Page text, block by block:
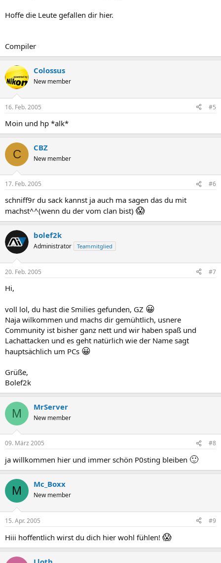
Hoffe die Leute gefallen dir hier.
Compiler
Colossus
New member
16. Feb. 2005 #5
Moin und hp *alk*
C CBZ
New member
17. Feb. 2005 #6
schniff9r du sack kannst ja auch ma sagen das du mit
machst^^(wenn du der vom clan bist) 😱
bolef2k
Administrator Teammitglied
20. Feb. 2005 #7
Hi,
voll lol, du hast die Smilies gefunden, GZ 😀
Naja wilkommen und machs dir gemühtlich, usnere
Community ist bisher ganz nett und wir haben spaß und
Lachattacken und es geht natürlich wie der Name sagt
hauptsächlich um PCs 😀
Grüße,
Bolef2k
M MrServer
New member
09. März 2005 #8
ja willkommen hier und immer schön P0sting bleiben 🙂
M Mc_Boxx
New member
15. Apr. 2005 #9
Hiii hoffentlich wirst du dich hier wohl fühlen! 😱